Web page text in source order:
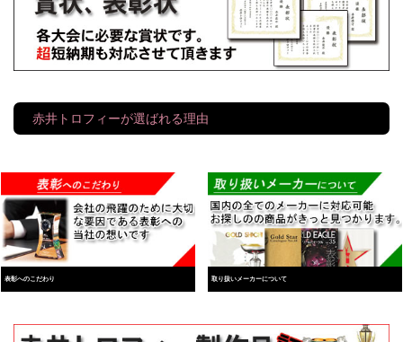
赤井トロフィーが選ばれる理由
表彰へのこだわり 取り扱いメーカーについて